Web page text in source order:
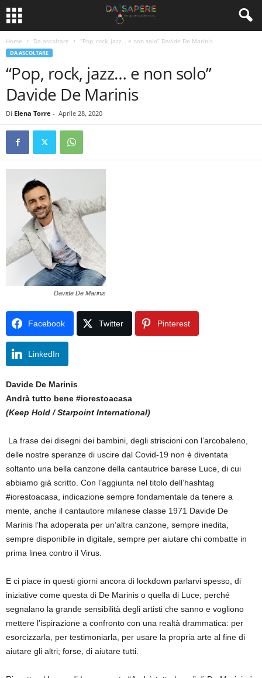
Home Da ascoltare “Pop, rock, jazz… e non solo” Davide De Marinis
DA ASCOLTARE
“Pop, rock, jazz… e non solo”
Davide De Marinis
Di Elena Torre - Aprile 28, 2020
Davide De Marinis
Facebook Twitter Pinterest
LinkedIn
Davide De Marinis
Andrà tutto bene #iorestoacasa
(Keep Hold / Starpoint International)
La frase dei disegni dei bambini, degli striscioni con l’arcobaleno,
delle nostre speranze di uscire dal Covid-19 non è diventata
soltanto una bella canzone della cantautrice barese Luce, di cui
abbiamo già scritto. Con l’aggiunta nel titolo dell’hashtag
#iorestoacasa, indicazione sempre fondamentale da tenere a
mente, anche il cantautore milanese classe 1971 Davide De
Marinis l’ha adoperata per un’altra canzone, sempre inedita,
sempre disponibile in digitale, sempre per aiutare chi combatte in
prima linea contro il Virus.
E ci piace in questi giorni ancora di lockdown parlarvi spesso, di
iniziative come questa di De Marinis o quella di Luce; perché
segnalano la grande sensibilità degli artisti che sanno e vogliono
mettere l’ispirazione a confronto con una realtà drammatica: per
esorcizzarla, per testimoniarla, per usare la propria arte al fine di
aiutare gli altri; forse, di aiutare tutti.